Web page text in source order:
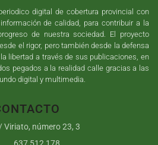
digital de cobertura provincial con
de calidad, para contribuir a la
de nuestra sociedad. El proyecto
el rigor, pero también desde la defensa
libertad a través de sus publicaciones, en
pegados a la realidad calle gracias a las
digital y multimedia.
Viriato, número 23, 3